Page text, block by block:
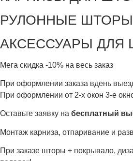
РУЛОННЫЕ
АКСЕССУАРЫ ДЛЯ
Мега скидка -10% на весь заказ
При оформлении заказа вдень
При оформлении от 2-х окон 3-е
Оставьте заявку на бесплатный
Монтаж карниза, отпаривание и
При заказе шторы + покрывало,